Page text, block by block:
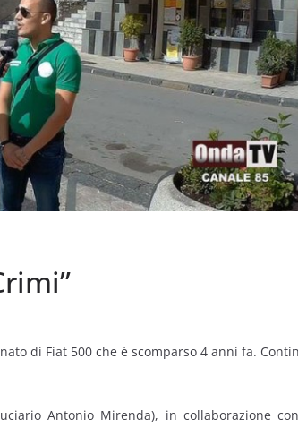
di Fiat 500 che è scomparso 4 anni fa.
Antonio Mirenda), in collaborazione